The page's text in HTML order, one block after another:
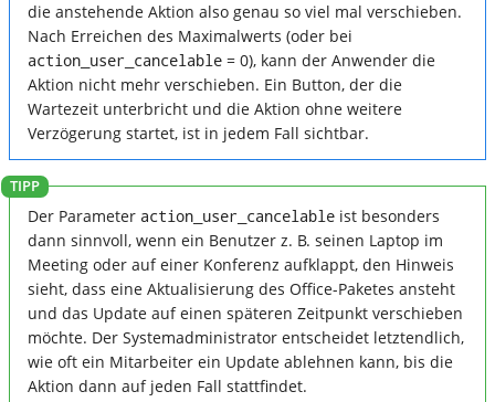
die anstehende Aktion also genau so viel mal verschieben.
Nach Erreichen des Maximalwerts (oder bei
action_user_cancelable = 0), kann der Anwender die
Aktion nicht mehr verschieben. Ein Button, der die
Wartezeit unterbricht und die Aktion ohne weitere
Verzögerung startet, ist in jedem Fall sichtbar.
Der Parameter action_user_cancelable ist besonders
dann sinnvoll, wenn ein Benutzer z. B. seinen Laptop im
Meeting oder auf einer Konferenz aufklappt, den Hinweis
sieht, dass eine Aktualisierung des Office-Paketes ansteht
und das Update auf einen späteren Zeitpunkt verschieben
möchte. Der Systemadministrator entscheidet letztendlich,
wie oft ein Mitarbeiter ein Update ablehnen kann, bis die
Aktion dann auf jeden Fall stattfindet.